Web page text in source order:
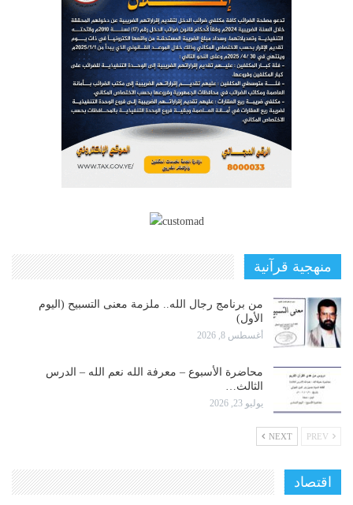
منهجية قرآنية
من برنامج رجال الله.. ملزمة معنى التسبيح (اليوم
الأول)
أغسطس 8, 2026
محاضرة الأسبوع – معرفة الله نعم الله – الدرس
الثالث…
يوليو 23, 2026
NEXT
اقتصاد